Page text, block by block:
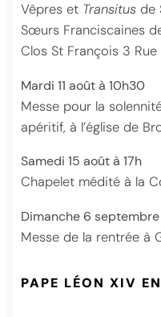
Vêpres et Transitus de
Sœurs Franciscaines
Clos St François 3
Mardi 11 août à 10h30
Messe pour la
apéritif, à l’église de
Samedi 15 août à 17h
Chapelet médité à la
Dimanche 6 septembre
Messe de la rentrée à
PAPE LÉON XIV